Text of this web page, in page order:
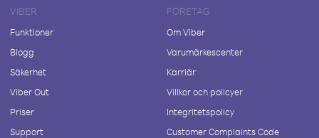
VIBER
Funktioner
Blogg
Säkerhet
Viber Out
Priser
Support
FÖRETAG
Om Viber
Varumärkescenter
Karriär
Villkor och policyer
Integritetspolicy
Customer Complaints Code